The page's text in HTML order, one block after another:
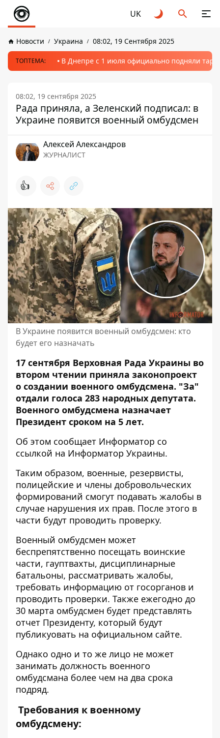
UK
Новости Украина 08:02, 19 Сентября 2025
ТОПТЕМА: В Днепре с 1 июля официально подняли
08:02, 19 сентября 2025
Рада приняла, а Зеленский подписал: в
Украине появится военный омбудсмен
Алексей Александров
ЖУРНАЛИСТ
👍
В Украине появится военный омбудсмен: кто
будет его назначать
17 сентября Верховная Рада Украины во
втором чтении приняла законопроект
о создании военного омбудсмена. "За"
отдали голоса 283 народных депутата.
Военного омбудсмена назначает
Президент сроком на 5 лет.
Об этом сообщает Информатор со
ссылкой на Информатор Украины.
Таким образом, военные, резервисты,
полицейские и члены добровольческих
формирований смогут подавать жалобы в
случае нарушения их прав. После этого в
части будут проводить проверку.
Военный омбудсмен может
беспрепятственно посещать воинские
части, гауптвахты, дисциплинарные
батальоны, рассматривать жалобы,
требовать информацию от госорганов и
проводить проверки. Также ежегодно до
30 марта омбудсмен будет представлять
отчет Президенту, который будут
публикуовать на официальном сайте.
Однако одно и то же лицо не может
занимать должность военного
омбудсмана более чем на два срока
подряд.
Требования к военному
омбудсмену: